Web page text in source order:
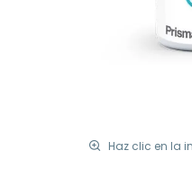
Haz clic en la